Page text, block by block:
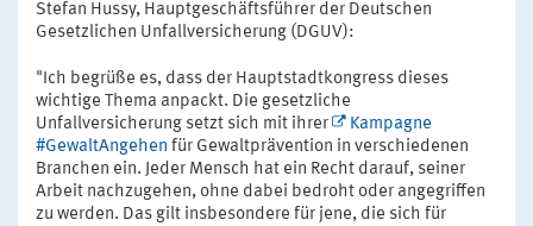
Stefan Hussy, Hauptgeschäftsführer der Deutschen
Gesetzlichen Unfallversicherung (DGUV):
"Ich begrüße es, dass der Hauptstadtkongress dieses
wichtige Thema anpackt. Die gesetzliche
Unfallversicherung setzt sich mit ihrer
Kampagne
#GewaltAngehen für Gewaltprävention in verschiedenen
Branchen ein. Jeder Mensch hat ein Recht darauf, seiner
Arbeit nachzugehen, ohne dabei bedroht oder angegriffen
zu werden. Das gilt insbesondere für jene, die sich für